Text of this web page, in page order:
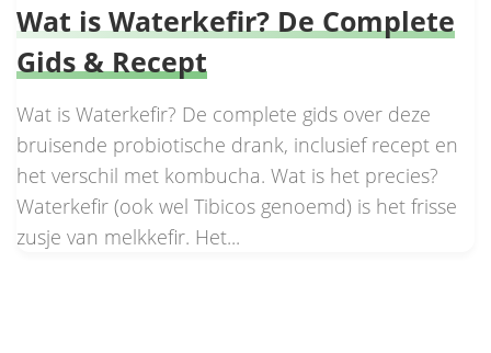
Wat is Waterkefir? De Complete
Gids & Recept
Wat is Waterkefir? De complete gids over deze
bruisende probiotische drank, inclusief recept en
het verschil met kombucha. Wat is het precies?
Waterkefir (ook wel Tibicos genoemd) is het frisse
zusje van melkkefir. Het...